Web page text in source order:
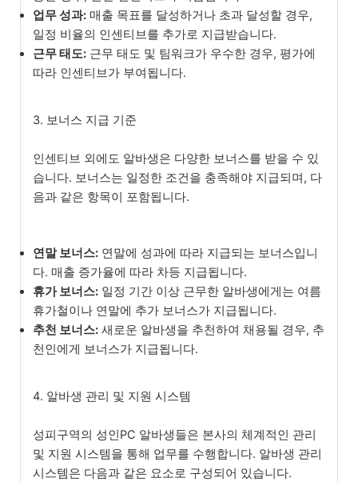
업무 성과: 매출 목표를 달성하거나 초과 달성할 경우,
일정 비율의 인센티브를 추가로 지급받습니다.
근무 태도: 근무 태도 및 팀워크가 우수한 경우, 평가에
따라 인센티브가 부여됩니다.
3. 보너스 지급 기준
인센티브 외에도 알바생은 다양한 보너스를 받을 수 있
습니다. 보너스는 일정한 조건을 충족해야 지급되며, 다
음과 같은 항목이 포함됩니다.
연말 보너스: 연말에 성과에 따라 지급되는 보너스입니
다. 매출 증가율에 따라 차등 지급됩니다.
휴가 보너스: 일정 기간 이상 근무한 알바생에게는 여름
휴가철이나 연말에 추가 보너스가 지급됩니다.
추천 보너스: 새로운 알바생을 추천하여 채용될 경우, 추
천인에게 보너스가 지급됩니다.
4. 알바생 관리 및 지원 시스템
성피구역의 성인PC 알바생들은 본사의 체계적인 관리
및 지원 시스템을 통해 업무를 수행합니다. 알바생 관리
시스템은 다음과 같은 요소로 구성되어 있습니다.